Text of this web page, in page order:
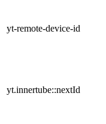
yt-remote-device-id
yt.innertube::nextId